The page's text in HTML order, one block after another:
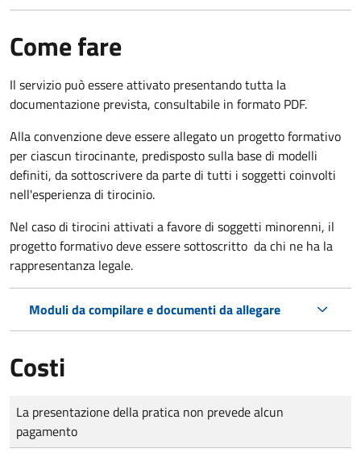
Come fare
Il servizio può essere attivato presentando tutta la
documentazione prevista, consultabile in formato PDF.
Alla convenzione deve essere allegato un progetto formativo
per ciascun tirocinante, predisposto sulla base di modelli
definiti, da sottoscrivere da parte di tutti i soggetti coinvolti
nell'esperienza di tirocinio.
Nel caso di tirocini attivati a favore di soggetti minorenni, il
progetto formativo deve essere sottoscritto da chi ne ha la
rappresentanza legale.
Moduli da compilare e documenti da allegare
Costi
Tipo di pagamento
Importo
La presentazione della pratica non prevede alcun
pagamento